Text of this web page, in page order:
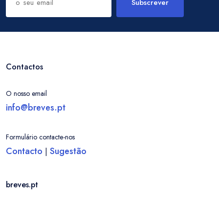
Entrar / Criar Conta
Subscrever
Contactos
O nosso email
info@breves.pt
Formulário contacte-nos
Contacto | Sugestão
breves.pt